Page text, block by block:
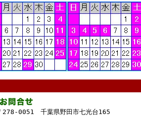
0051 千葉県野田市七光台165